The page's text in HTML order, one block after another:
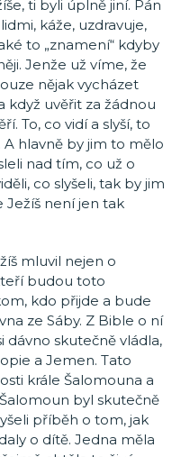
ti byli úplně jiní. Pán
káže, uzdravuje,
to „znamení“ kdyby
Jenže už víme, že
nějak vycházet
když uvěřit za žádnou
To, co vidí a slyší, to
hlavně by jim to mělo
nad tím, co už o
co slyšeli, tak by jim
není jen tak
mluvil nejen o
budou toto
kdo přijde a bude
ze Sáby. Z Bible o ní
dávno skutečně vládla,
a Jemen. Tato
krále Šalomouna a
byl skutečně
příběh o tom, jak
o dítě. Jedna měla